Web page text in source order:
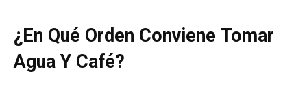
¿En Qué Orden Conviene Tomar
Agua Y Café?